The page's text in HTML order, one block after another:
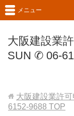
大阪建設業
SUN ✆ 06-
メニュー
大阪建設業許
6152-9688 TOP